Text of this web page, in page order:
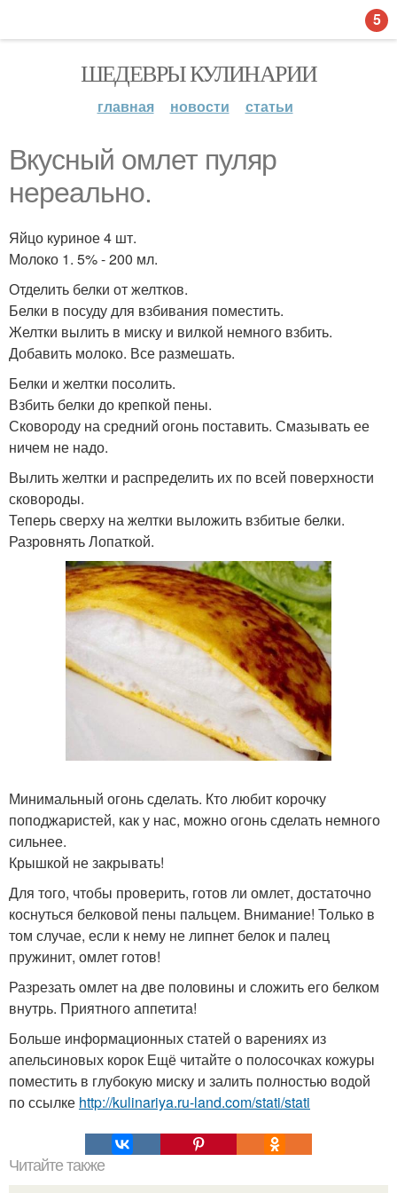
ШЕДЕВРЫ КУЛИНАРИИ
главная новости статьи
Вкусный омлет пуляр
нереально.
Яйцо куриное 4 шт.
Молоко 1. 5% - 200 мл.
Отделить белки от желтков.
Белки в посуду для взбивания поместить.
Желтки вылить в миску и вилкой немного взбить.
Добавить молоко. Все размешать.
Белки и желтки посолить.
Взбить белки до крепкой пены.
Сковороду на средний огонь поставить. Смазывать ее
ничем не надо.
Вылить желтки и распределить их по всей поверхности
сковороды.
Теперь сверху на желтки выложить взбитые белки.
Разровнять Лопаткой.
Минимальный огонь сделать. Кто любит корочку
поподжаристей, как у нас, можно огонь сделать немного
сильнее.
Крышкой не закрывать!
Для того, чтобы проверить, готов ли омлет, достаточно
коснуться белковой пены пальцем. Внимание! Только в
том случае, если к нему не липнет белок и палец
пружинит, омлет готов!
Разрезать омлет на две половины и сложить его белком
внутрь. Приятного аппетита!
Больше информационных статей о варениях из
апельсиновых корок Ещё читайте о полосочках кожуры
поместить в глубокую миску и залить полностью водой
по ссылке http://kulinariya.ru-land.com/stati/stati
Читайте также
5